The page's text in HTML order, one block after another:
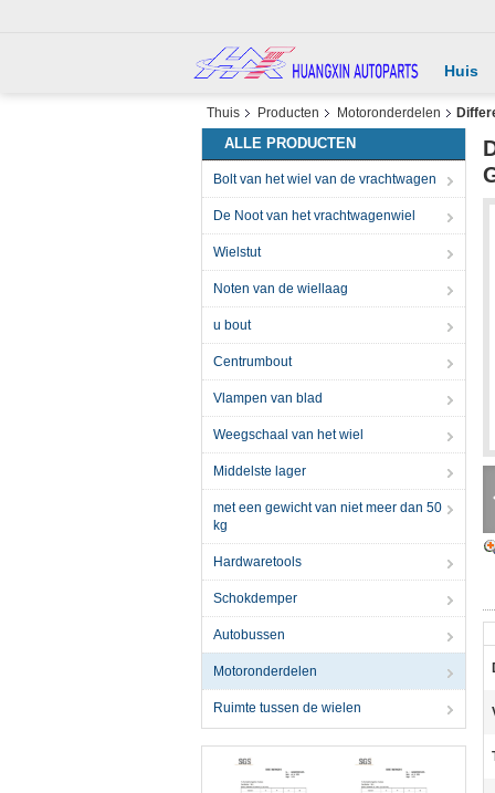
Huis
Thuis Producten Motoronderdelen
ALLE PRODUCTEN
Bolt van het wiel van de vrachtwagen
De Noot van het vrachtwagenwiel
Wielstut
Noten van de wiellaag
u bout
Centrumbout
Vlampen van blad
Weegschaal van het wiel
Middelste lager
met een gewicht van niet meer dan 50
kg
Hardwaretools
Schokdemper
Autobussen
Motoronderdelen
Ruimte tussen de wielen